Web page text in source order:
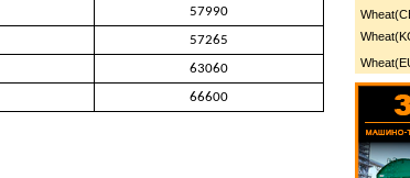
57990
57265
63060
66600